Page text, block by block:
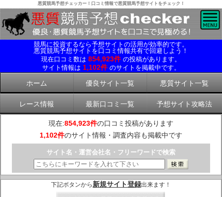
悪質競馬予想チェッカー！口コミ情報で悪質競馬予想サイトをチェック！
競馬に投資するなら予想サイトの活用が効率的です。
悪質競馬予想サイトを口コミ情報共有で回避しよう！
現在口コミ数は 854,923件 の投稿があります。
サイト情報は 1,102件 のサイトを掲載中です。
ホーム 優良サイト一覧 悪質サイト一覧
レース情報 最新口コミ一覧 予想サイト攻略法
現在:854,923件の口コミ投稿があります
1,102件のサイト情報・調査内容も掲載中です
サイト名・運営会社名・フリーワードで検索
下記ボタンから 新規サイト登録出来ます！